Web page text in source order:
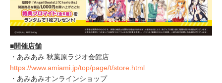
■開催店舗
・あみあみ 秋葉原ラジオ会館店
https://www.amiami.jp/top/page/t/store.html
・あみあみオンラインショップ